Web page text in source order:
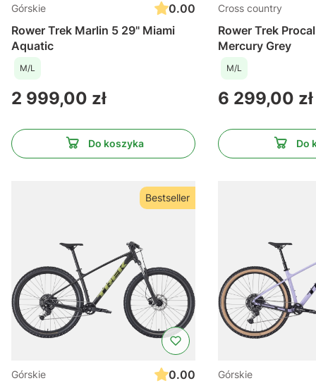
Górskie
0.00
Rower Trek Marlin 5 29" Miami
Aquatic
M/L
Cena
2 999,00 zł
Do koszyka
Cross country
Rower Trek
Mercury Grey
M/L
Cena
6 299,00 zł
Do
Bestseller
Górskie
0.00
Górskie